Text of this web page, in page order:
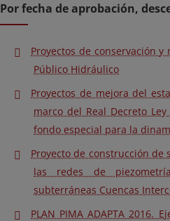
Por fecha de aprobación,
Proyectos de conservación
Público Hidráulico
Proyectos de mejora del
marco del Real Decreto
fondo especial para la
Proyecto de construcción de
las redes de
subterráneas Cuencas
PLAN PIMA ADAPTA 2016.